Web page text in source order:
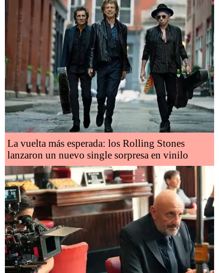
La vuelta más esperada: los Rolling Stones
lanzaron un nuevo single sorpresa en vinilo